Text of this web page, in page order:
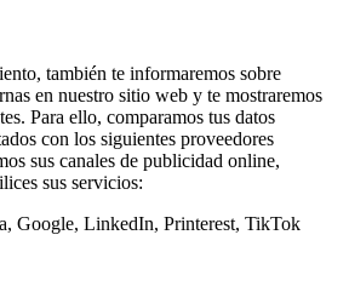
también te informaremos sobre
en nuestro sitio web y te mostraremos
Para ello, comparamos tus datos
con los siguientes proveedores
sus canales de publicidad online,
sus servicios:
Google, LinkedIn, Printerest, TikTok